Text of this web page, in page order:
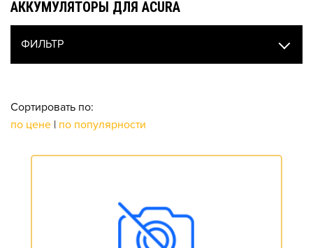
АККУМУЛЯТОРЫ ДЛЯ ACURA
ФИЛЬТР
Сортировать по:
по цене | по популярности